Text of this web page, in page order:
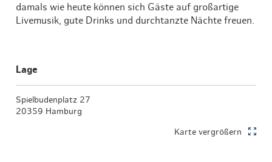
damals wie heute können sich Gäste auf großartige
Livemusik, gute Drinks und durchtanzte Nächte freuen.
Lage
Spielbudenplatz 27
20359 Hamburg
Karte vergrößern